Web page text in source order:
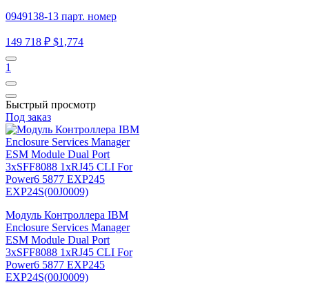
0949138-13 парт. номер
149 718 ₽ $1,774
1
Быстрый просмотр
Под заказ
Модуль Контроллера IBM
Enclosure Services Manager
ESM Module Dual Port
3xSFF8088 1xRJ45 CLI For
Power6 5877 EXP245
EXP24S(00J0009)